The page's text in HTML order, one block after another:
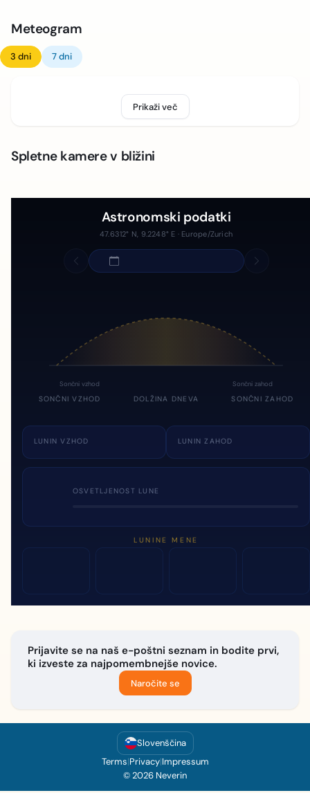
Meteogram
3 dni 7 dni
Prikaži več
Spletne kamere v bližini
Astronomski podatki
47.6312° N, 9.2248° E · Europe/Zurich
Sončni vzhod Sončni zahod
SONČNI VZHOD DOLŽINA DNEVA SONČNI ZAHOD
LUNIN VZHOD LUNIN ZAHOD
OSVETLJENOST LUNE
LUNINE MENE
Prijavite se na naš e-poštni seznam in bodite prvi,
ki izveste za najpomembnejše novice.
Naročite se
Slovenščina
Terms|Privacy|Impressum
© 2026 Neverin